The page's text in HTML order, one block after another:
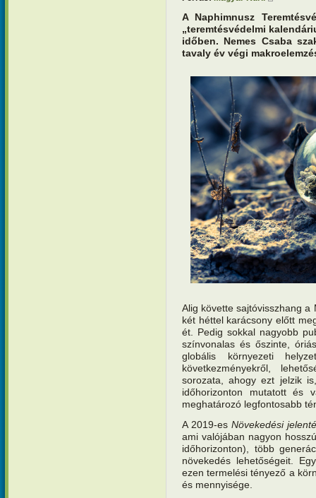
A Naphimnusz
„teremtésvédelmi
időben. Nemes Csaba
tavaly év végi
Alig követte sajtóvisszhang
két héttel karácsony előtt
ét. Pedig sokkal nagyobb
színvonalas és őszinte,
globális környezeti
következményekről,
sorozata, ahogy ezt jelzik
időhorizonton mutatott és
meghatározó legfontosabb
A 2019-es Növekedési
ami valójában nagyon
időhorizonton), több
növekedés lehetőségeit.
ezen termelési tényező a
és mennyisége.